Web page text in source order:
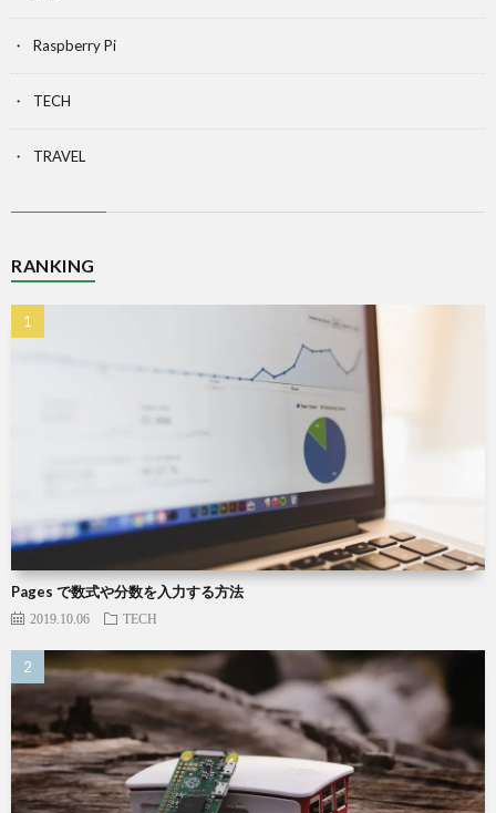
Raspberry Pi
TECH
TRAVEL
RANKING
Pages で数式や分数を入力する方法
2019.10.06 TECH